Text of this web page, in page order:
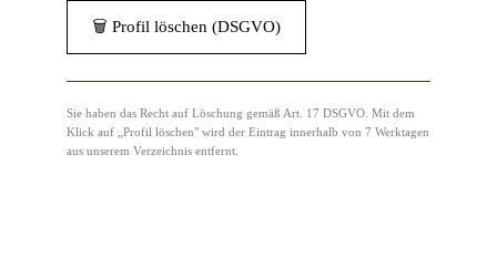
🗑 Profil löschen (DSGVO)
Sie haben das Recht auf Löschung gemäß Art. 17 DSGVO. Mit dem
Klick auf „Profil löschen" wird der Eintrag innerhalb von 7 Werktagen
aus unserem Verzeichnis entfernt.